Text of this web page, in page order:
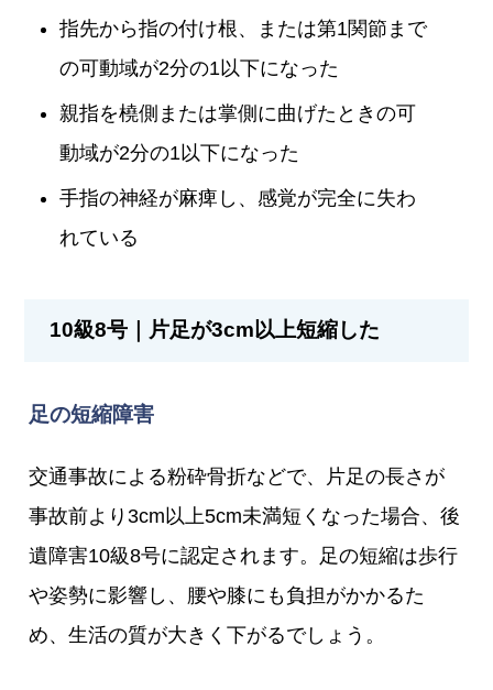
指先から指の付け根、または第1関節まで
の可動域が2分の1以下になった
親指を橈側または掌側に曲げたときの可
動域が2分の1以下になった
手指の神経が麻痺し、感覚が完全に失わ
れている
10級8号｜片足が3cm以上短縮した
足の短縮障害
交通事故による粉砕骨折などで、片足の長さが
事故前より3cm以上5cm未満短くなった場合、後
遺障害10級8号に認定されます。足の短縮は歩行
や姿勢に影響し、腰や膝にも負担がかかるた
め、生活の質が大きく下がるでしょう。